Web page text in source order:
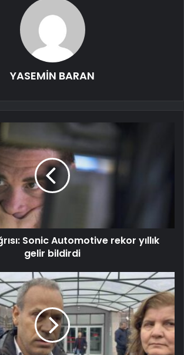
YASEMİN BARAN
Sonic Automotive rekor yıllık
gelir bildirdi